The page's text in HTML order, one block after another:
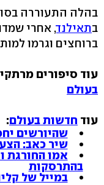
בהלה התעוררה
בתאילנד, אחרי
ברוחצים וגרמו
עוד סיפורים
בעולם
עוד חדשות בעולם:
שהיורשים
שיר כאב:
אמו החורגת
בהתרסקות
במייל של